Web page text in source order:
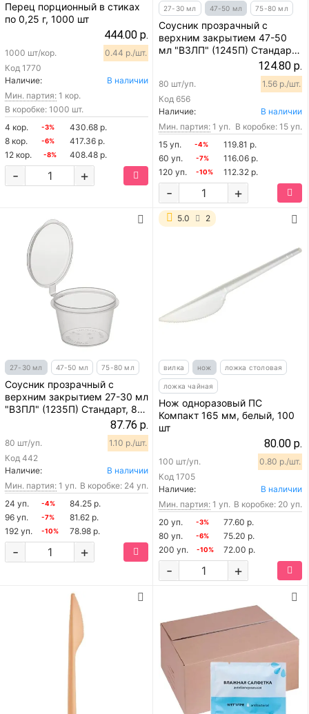
Перец порционный в стиках
по 0,25 г, 1000 шт
444.00 р.
Код 1770
1000 шт/кор. 0.44 р./шт.
Наличие:
В наличии
Мин. партия: 1 кор.
В коробке: 1000 шт.
4 кор.
-3%
430.68 р.
8 кор.
-6%
417.36 р.
12 кор.
-8% 408.48 р.
+
-
27-30 мл 47-50 мл 75-80 мл
Соусник прозрачный с
верхним закрытием 47-50
мл "ВЗЛП" (1245П) Стандарт,
124.80 р.
Код 656
80 шт/уп. 1.56 р./шт.
Наличие:
В наличии
Мин. партия: 1 уп. В коробке: 15 уп.
15 уп.
-4%
119.81 р.
60 уп.
-7%
116.06 р.
120 уп.
-10% 112.32 р.
+
-
27-30 мл 47-50 мл 75-80 мл
Соусник прозрачный с
верхним закрытием 27-30 мл
"ВЗПЛ" (1235П) Стандарт, 80
87.76 р.
Код 442
80 шт/уп. 1.10 р./шт.
Наличие:
В наличии
Мин. партия: 1 уп. В коробке: 24 уп.
24 уп.
-4%
84.25 р.
96 уп.
-7%
81.62 р.
192 уп.
-10% 78.98 р.
+
-
5.0 2
вилка нож ложка столовая
ложка чайная
Нож одноразовый ПС
Компакт 165 мм, белый, 100
шт
80.00 р.
Код 1705
100 шт/уп. 0.80 р./шт.
Наличие:
В наличии
Мин. партия: 1 уп. В коробке: 20 уп.
20 уп.
-3%
77.60 р.
80 уп.
-6%
75.20 р.
200 уп.
-10% 72.00 р.
+
-